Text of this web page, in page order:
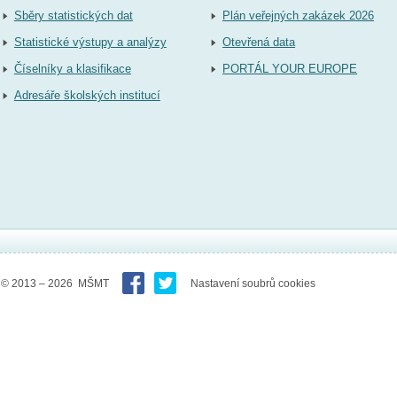
Sběry statistických dat
Statistické výstupy a analýzy
Číselníky a klasifikace
Adresáře školských institucí
Plán veřejných zakázek 2026
Otevřená data
PORTÁL YOUR EUROPE
© 2013 – 2026 MŠMT Nastavení soubrů cookies